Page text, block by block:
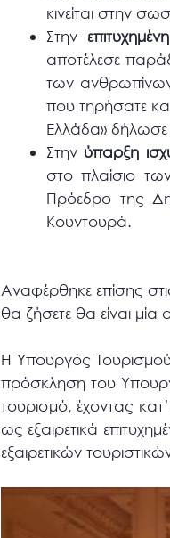
κινείται στην
Στην
αποτέλεσε
των
που τηρήσατε
Ελλάδα» δήλωσε
Στην ύπαρξη
στο πλαίσιο
Πρόεδρο της
Κουντουρά.
Αναφέρθηκε επίσης
θα ζήσετε θα είναι μία
Η Υπουργός
πρόσκληση του
τουρισμό, έχοντας
ως εξαιρετικά
εξαιρετικών